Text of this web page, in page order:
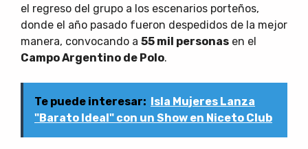
el regreso del grupo a los escenarios porteños,
donde el año pasado fueron despedidos de la mejor
manera, convocando a 55 mil personas en el
Campo Argentino de Polo.
Te puede interesar: Isla Mujeres Lanza
"Barato Ideal" con un Show en Niceto Club